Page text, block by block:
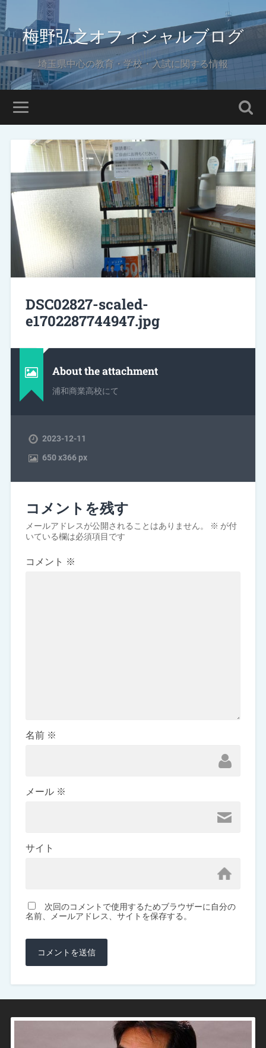
梅野弘之オフィシャルブログ
埼玉県中心の教育・学校・入試に関する情報
DSC02827-scaled-
e1702287744947.jpg
About the attachment
浦和商業高校にて
2023-12-11
650x366 px
コメントを残す
メールアドレスが公開されることはありません。 ※ が付
いている欄は必須項目です
コメント ※
名前 ※
メール ※
サイト
次回のコメントで使用するためブラウザーに自分の
名前、メールアドレス、サイトを保存する。